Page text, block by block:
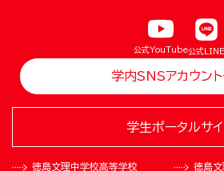
公式YouTube公式LINE
学内SNSアカウン
徳島文理中学校高等学校 徳島
学生ポータルサイ